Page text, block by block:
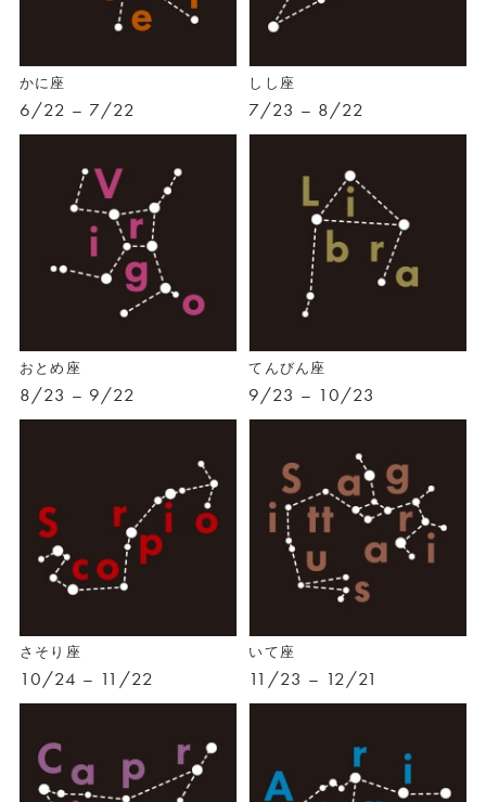
かに座
6/22 – 7/22
しし座
7/23 – 8/22
おとめ座
8/23 – 9/22
てんびん座
9/23 – 10/23
さそり座
10/24 – 11/22
いて座
11/23 – 12/21